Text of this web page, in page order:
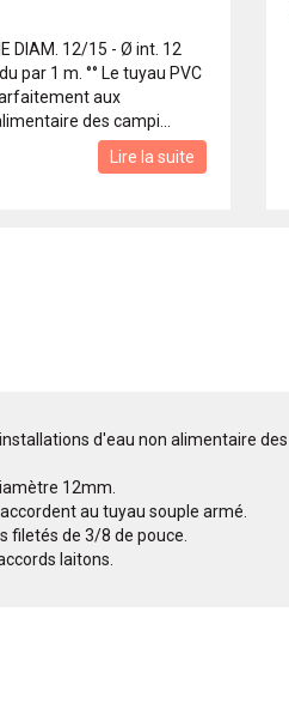
DIAM. 12/15 - Ø int. 12
par 1 m. °° Le tuyau PVC
aux
des campi...
Lire la suite
d'eau non alimentaire des
12mm.
au tuyau souple armé.
filetés de 3/8 de pouce.
laitons.